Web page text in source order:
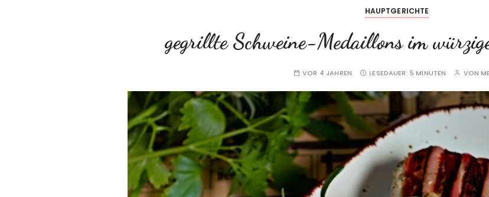
HAUPTGERICHTE
gegrillte Schweine-Medaillons im
VOR 4 JAHREN LESEDAUER: 5 MINUTEN VON